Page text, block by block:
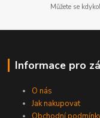
Můžete se
Informace pro
O nás
Jak nakupovat